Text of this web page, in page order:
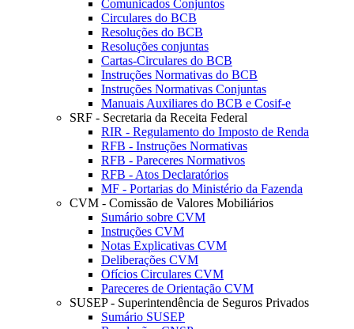
Comunicados Conjuntos
Circulares do BCB
Resoluções do BCB
Resoluções conjuntas
Cartas-Circulares do BCB
Instruções Normativas do BCB
Instruções Normativas Conjuntas
Manuais Auxiliares do BCB e Cosif-e
SRF - Secretaria da Receita Federal
RIR - Regulamento do Imposto de Renda
RFB - Instruções Normativas
RFB - Pareceres Normativos
RFB - Atos Declaratórios
MF - Portarias do Ministério da Fazenda
CVM - Comissão de Valores Mobiliários
Sumário sobre CVM
Instruções CVM
Notas Explicativas CVM
Deliberações CVM
Ofícios Circulares CVM
Pareceres de Orientação CVM
SUSEP - Superintendência de Seguros Privados
Sumário SUSEP